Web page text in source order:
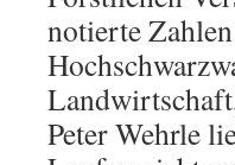
notierte
Peter Wehrle